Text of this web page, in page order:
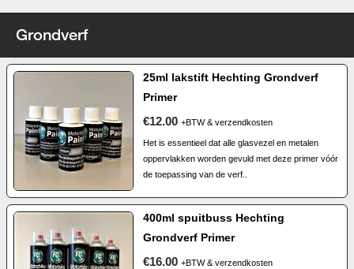
Grondverf
25ml lakstift Hechting Grondverf
Primer
€12.00 +BTW & verzendkosten
Het is essentieel dat alle glasvezel en metalen
oppervlakken worden gevuld met deze primer vóór
de toepassing van de verf..
400ml spuitbuss Hechting
Grondverf Primer
€16.00 +BTW & verzendkosten